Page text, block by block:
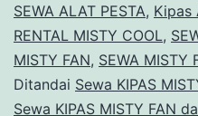
SEWA ALAT PESTA, Kipas
RENTAL MISTY COOL,
MISTY FAN, SEWA MISTY
Ditandai Sewa KIPAS
Sewa KIPAS MISTY FAN